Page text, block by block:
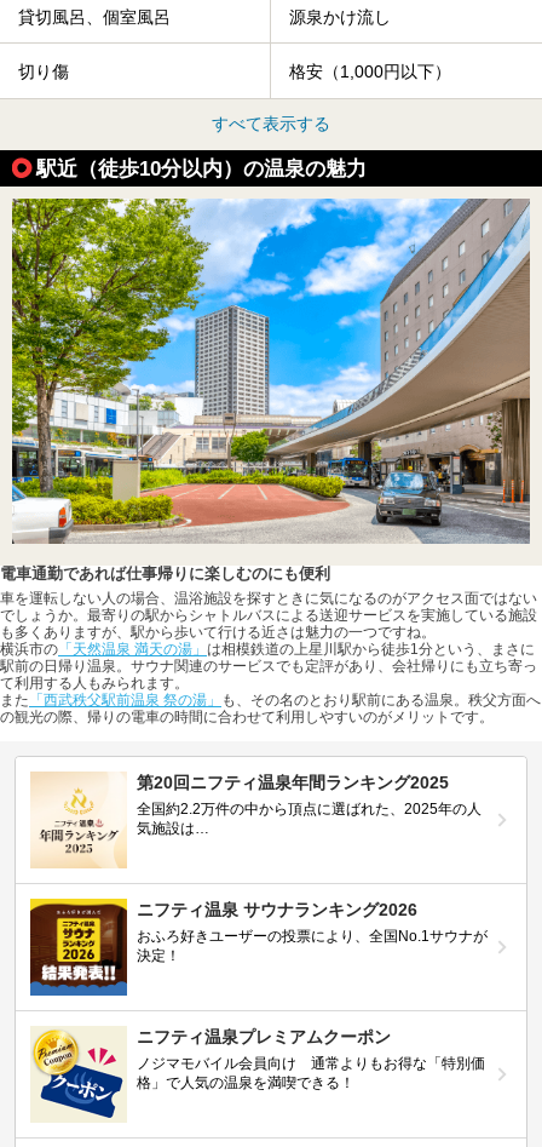
貸切風呂、個室風呂 源泉かけ流し
切り傷 格安（1,000円以下）
すべて表示する
駅近（徒歩10分以内）の温泉の魅力
電車通勤であれば仕事帰りに楽しむのにも便利
車を運転しない人の場合、温浴施設を探すときに気になるのがアクセス面ではない
でしょうか。最寄りの駅からシャトルバスによる送迎サービスを実施している施設
も多くありますが、駅から歩いて行ける近さは魅力の一つですね。
横浜市の 「天然温泉 満天の湯」 は相模鉄道の上星川駅から徒歩1分という、まさに
駅前の日帰り温泉。サウナ関連のサービスでも定評があり、会社帰りにも立ち寄っ
て利用する人もみられます。
また 「西武秩父駅前温泉 祭の湯」
も、その名のとおり駅前にある温泉。秩父方面へ
の観光の際、帰りの電車の時間に合わせて利用しやすいのがメリットです。
第20回ニフティ温泉年間ランキング2025
全国約2.2万件の中から頂点に選ばれた、2025年の人
気施設は…
ニフティ温泉 サウナランキング2026
おふろ好きユーザーの投票により、全国No.1サウナが
決定！
ニフティ温泉プレミアムクーポン
ノジマモバイル会員向け 通常よりもお得な「特別価
格」で人気の温泉を満喫できる！